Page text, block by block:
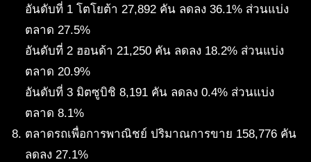
อันดับที่ 1 โตโยต้า 27,892 คัน ลดลง 36.1% ส่วนแบ่ง
ตลาด 27.5%
อันดับที่ 2 ฮอนด้า 21,250 คัน ลดลง 18.2% ส่วนแบ่ง
ตลาด 20.9%
อันดับที่ 3 มิตซูบิชิ 8,191 คัน ลดลง 0.4% ส่วนแบ่ง
ตลาด 8.1%
ตลาดรถเพื่อการพาณิชย์ ปริมาณการขาย 158,776 คัน
ลดลง 27.1%